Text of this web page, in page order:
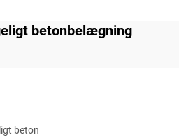
betonbelægning
beton